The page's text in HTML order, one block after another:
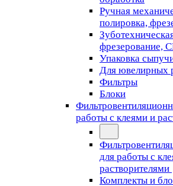
Ручная
полировка,
фрезерование,
Упаковка
Для ювелирных
Фильтры
Блоки
работы с клеями и
для работы с
растворителями
Комплекты и